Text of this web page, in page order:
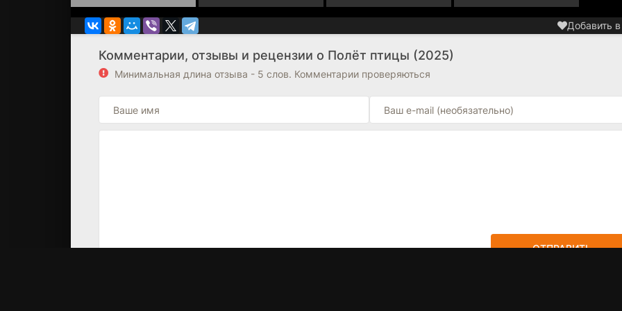
Добавить
Комментарии, отзывы и рецензии о Полёт птицы (2025)
Минимальная длина отзыва - 5 слов. Комментарии проверяються
ОТПРАВИТЬ